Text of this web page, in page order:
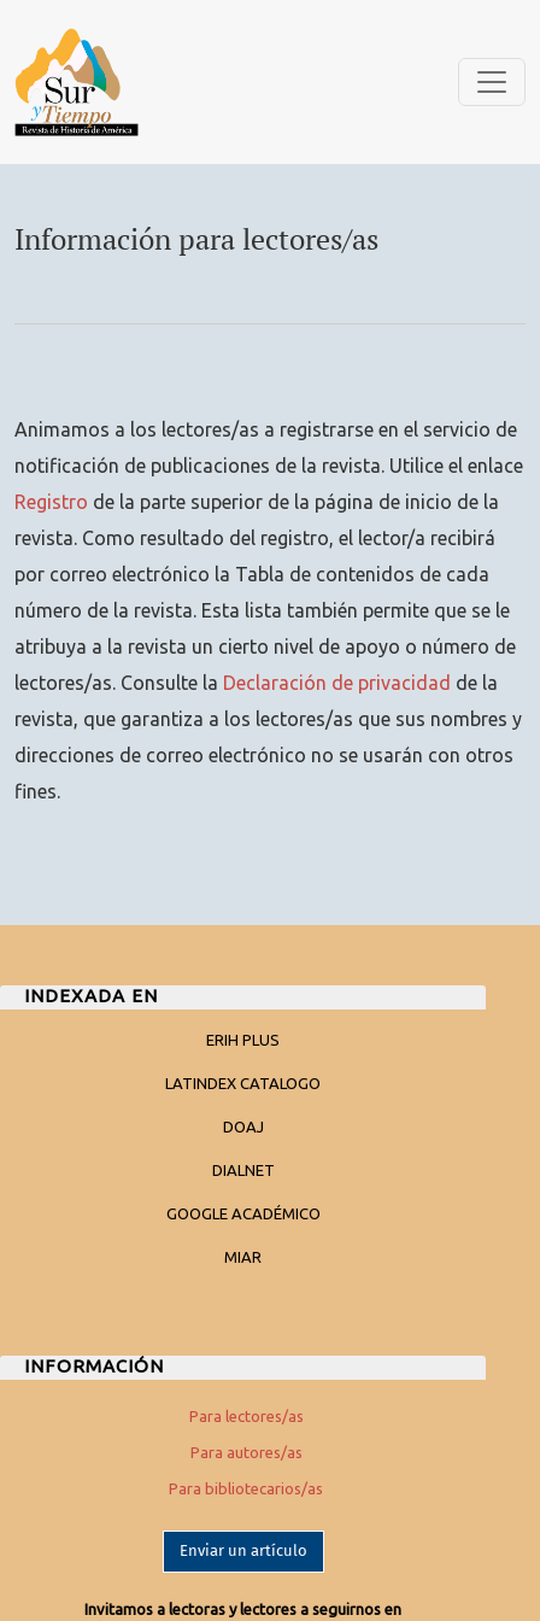
Información para lectores/as
Animamos a los lectores/as a registrarse en el servicio de
notificación de publicaciones de la revista. Utilice el enlace
Registro de la parte superior de la página de inicio de la
revista. Como resultado del registro, el lector/a recibirá
por correo electrónico la Tabla de contenidos de cada
número de la revista. Esta lista también permite que se le
atribuya a la revista un cierto nivel de apoyo o número de
lectores/as. Consulte la Declaración de privacidad de la
revista, que garantiza a los lectores/as que sus nombres y
direcciones de correo electrónico no se usarán con otros
fines.
INDEXADA EN
ERIH PLUS
LATINDEX CATALOGO
DOAJ
DIALNET
GOOGLE ACADÉMICO
MIAR
INFORMACIÓN
Para lectores/as
Para autores/as
Para bibliotecarios/as
Enviar un artículo
Invitamos a lectoras y lectores a seguirnos en